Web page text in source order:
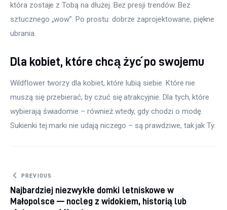
która zostaje z Tobą na dłużej. Bez presji trendów. Bez
sztucznego „wow”. Po prostu: dobrze zaprojektowane, piękne
ubrania.
Dla kobiet, które chcą żyć po swojemu
Wildflower tworzy dla kobiet, które lubią siebie. Które nie
muszą się przebierać, by czuć się atrakcyjnie. Dla tych, które
wybierają świadomie – również wtedy, gdy chodzi o modę.
Sukienki tej marki nie udają niczego – są prawdziwe, tak jak Ty.
Nawigacja wpisu
PREVIOUS
Najbardziej niezwykłe domki letniskowe w
Małopolsce — nocleg z widokiem, historią lub